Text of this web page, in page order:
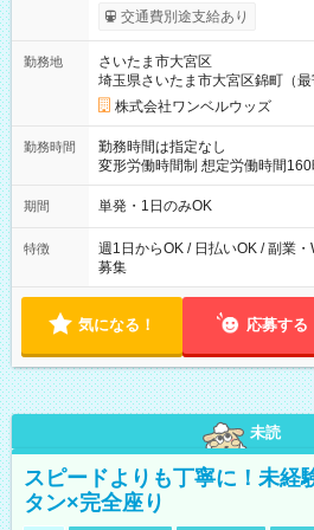
いOK！（規定あり） ┗働いたそ
ンビニATMから 日払い分を引き落とせます
交通費別途支給あり
勤務地
さいたま市大宮区
埼玉県さいたま市大宮区錦町（最
株式会社ワンベルウッズ
勤務時間
勤務時間は指定なし
変形労働時間制 想定労働時間160時間/月 【シフト例
～21：00
期間 単発・1日のみOK
特徴
週1日からOK / 日払いOK / 副業
募集
気になる！ 応募する
未読
スピードよりも丁寧に！未経
タン×完全座り